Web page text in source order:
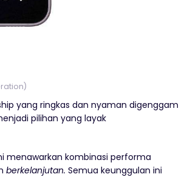
yang ringkas dan nyaman digenggam
pilihan yang layak
menawarkan kombinasi performa
berkelanjutan. Semua keunggulan ini